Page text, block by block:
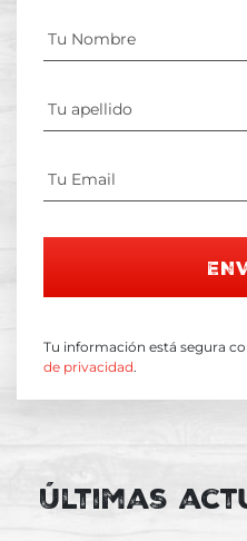
Tu información está segura
de privacidad.
Últimas